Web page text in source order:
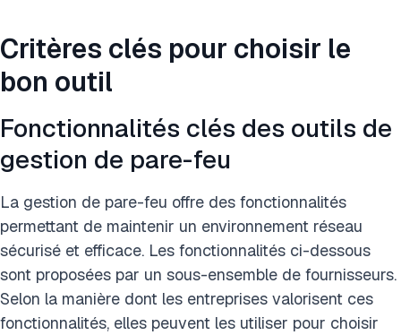
Critères clés pour choisir le
bon outil
Fonctionnalités clés des outils de
gestion de pare-feu
La gestion de pare-feu offre des fonctionnalités
permettant de maintenir un environnement réseau
sécurisé et efficace. Les fonctionnalités ci-dessous
sont proposées par un sous-ensemble de fournisseurs.
Selon la manière dont les entreprises valorisent ces
fonctionnalités, elles peuvent les utiliser pour choisir